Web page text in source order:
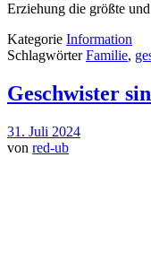
Erziehung die größte
Kategorie Information
SchlagwörterFamilie,
Geschwister
31. Juli 2024
von red-ub